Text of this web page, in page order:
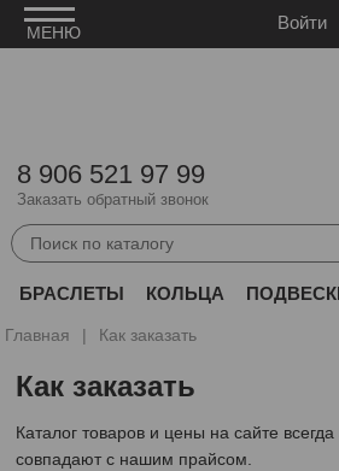
Войти
8 906 521 97 99
Заказать обратный звонок
БРАСЛЕТЫ КОЛЬЦА
Главная Как заказать
Как заказать
Каталог товаров и цены на сайте
совпадают с нашим прайсом.